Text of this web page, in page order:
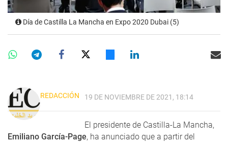
Día de Castilla La Mancha en Expo 2020 Dubai (5)
REDACCIÓN 19 DE NOVIEMBRE DE 2021, 18:14
El presidente de Castilla-La Mancha,
Emiliano García-Page, ha anunciado que a partir del